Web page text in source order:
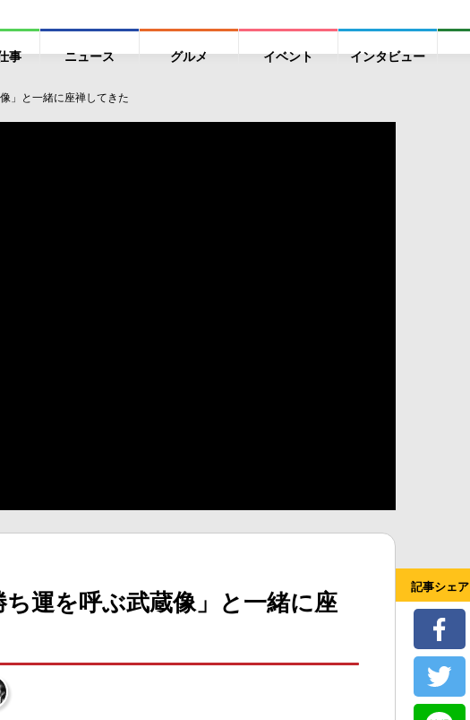
事 ニュース グルメ イベント インタビュー
」と一緒に座禅してきた
運を呼ぶ武蔵像」と一緒に座
記事シェア